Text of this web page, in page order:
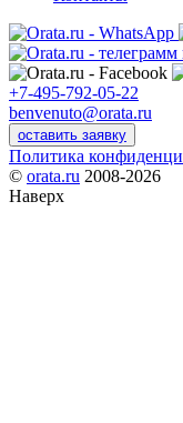
+7-495-792-05-22
benvenuto@orata.ru
оставить заявку
Политика
© orata.ru 2008-2026
Наверх